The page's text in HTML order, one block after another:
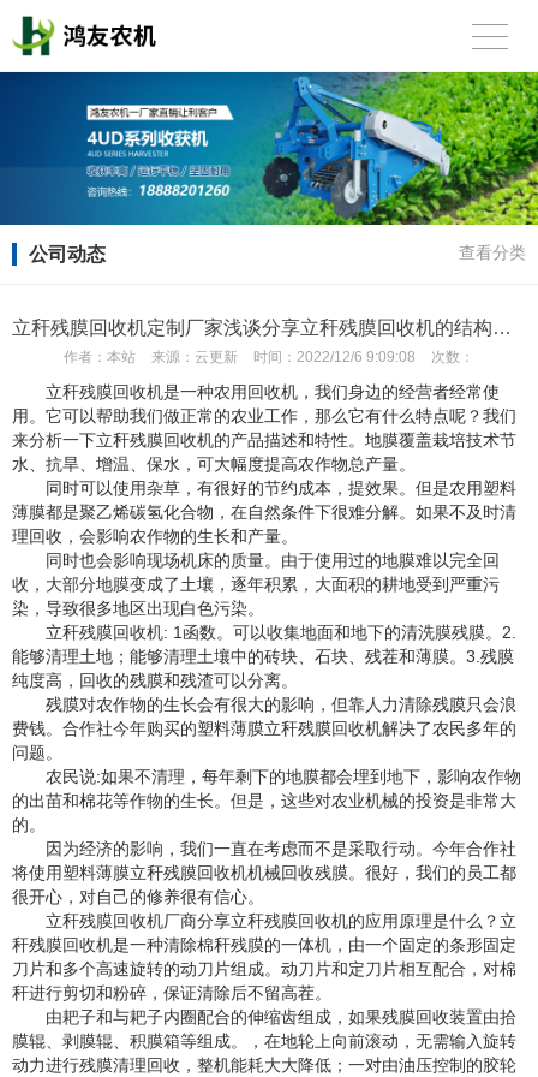
公司动态 查看分类
立秆残膜回收机定制厂家浅谈分享立秆残膜回收机的结构是什么
作者： 本站 来源： 云更新 时间： 2022/12/6 9:09:08 次数：
立秆残膜回收机是一种农用回收机，我们身边的经营者经常使
用。它可以帮助我们做正常的农业工作，那么它有什么特点呢？我们
来分析一下立秆残膜回收机的产品描述和特性。地膜覆盖栽培技术节
水、抗旱、增温、保水，可大幅度提高农作物总产量。
同时可以使用杂草，有很好的节约成本，提效果。但是农用塑料
薄膜都是聚乙烯碳氢化合物，在自然条件下很难分解。如果不及时清
理回收，会影响农作物的生长和产量。
同时也会影响现场机床的质量。由于使用过的地膜难以完全回
收，大部分地膜变成了土壤，逐年积累，大面积的耕地受到严重污
染，导致很多地区出现白色污染。
立秆残膜回收机: 1函数。可以收集地面和地下的清洗膜残膜。2.
能够清理土地；能够清理土壤中的砖块、石块、残茬和薄膜。3.残膜
纯度高，回收的残膜和残渣可以分离。
残膜对农作物的生长会有很大的影响，但靠人力清除残膜只会浪
费钱。合作社今年购买的塑料薄膜立秆残膜回收机解决了农民多年的
问题。
农民说:如果不清理，每年剩下的地膜都会埋到地下，影响农作物
的出苗和棉花等作物的生长。但是，这些对农业机械的投资是非常大
的。
因为经济的影响，我们一直在考虑而不是采取行动。今年合作社
将使用塑料薄膜立秆残膜回收机机械回收残膜。很好，我们的员工都
很开心，对自己的修养很有信心。
立秆残膜回收机厂商分享立秆残膜回收机的应用原理是什么？立
秆残膜回收机是一种清除棉秆残膜的一体机，由一个固定的条形固定
刀片和多个高速旋转的动刀片组成。动刀片和定刀片相互配合，对棉
秆进行剪切和粉碎，保证清除后不留高茬。
由耙子和与耙子内圈配合的伸缩齿组成，如果残膜回收装置由拾
膜辊、剥膜辊、积膜箱等组成。，在地轮上向前滚动，无需输入旋转
动力进行残膜清理回收，整机能耗大大降低；一对由油压控制的胶轮